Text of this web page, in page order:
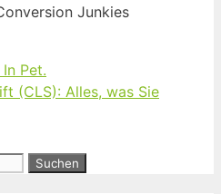
Junkies
Pet.
(CLS): Alles, was Sie